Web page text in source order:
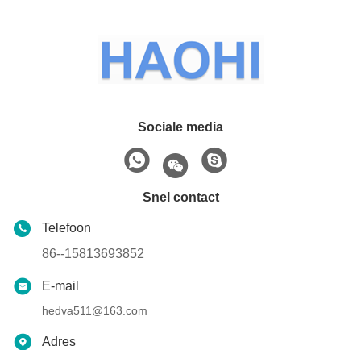
Sociale media
Snel contact
Telefoon
86--15813693852
E-mail
hedva511@163.com
Adres